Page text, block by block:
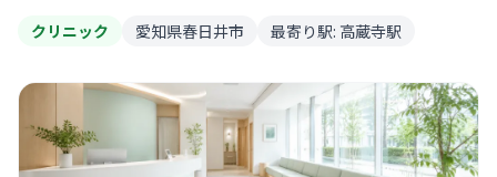
クリニック 愛知県春日井市 最寄り駅: 高蔵寺駅